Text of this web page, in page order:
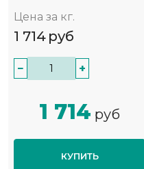
Цена за кг.
1 714 руб
− +
1 714 руб
КУПИТЬ